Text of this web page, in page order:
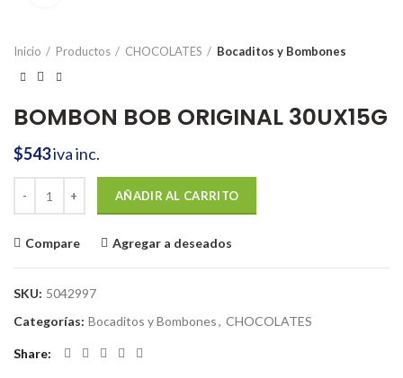
Inicio Productos CHOCOLATES Bocaditos y Bombones
BOMBON BOB ORIGINAL 30UX15G
$543iva inc.
BOMBON BOB ORIGINAL 30UX15G cantidad
AÑADIR AL CARRITO
Compare Agregar a deseados
SKU: 5042997
Categorías: Bocaditos y Bombones, CHOCOLATES
Share